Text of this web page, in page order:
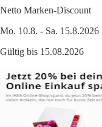
Netto Marken-Discount
Mo. 10.8. - Sa. 15.8.2026
Gültig bis 15.08.2026